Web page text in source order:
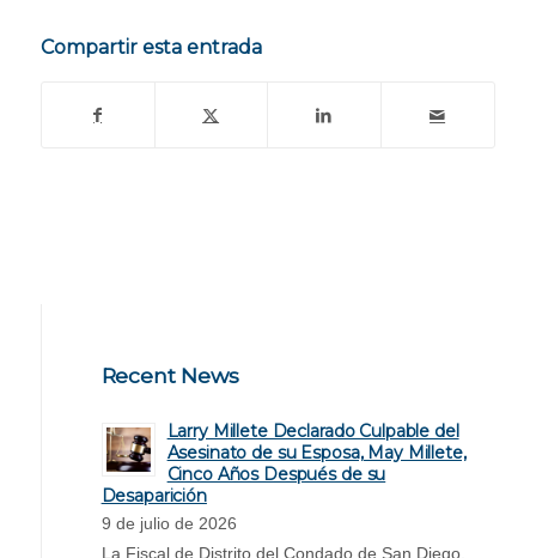
Compartir esta entrada
Recent News
Larry Millete Declarado Culpable del
Asesinato de su Esposa, May Millete,
Cinco Años Después de su
Desaparición
9 de julio de 2026
La Fiscal de Distrito del Condado de San Diego,